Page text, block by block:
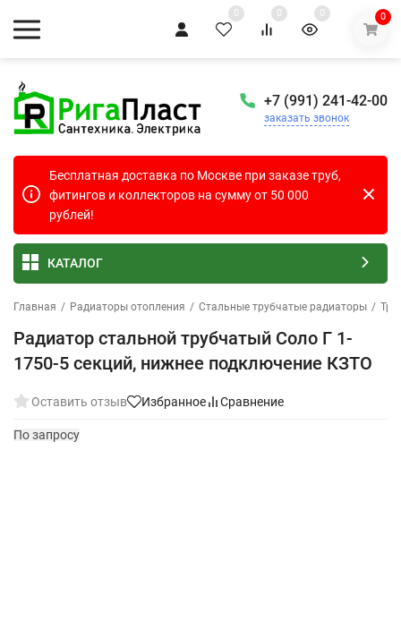
0 0 0 0
+7 (991) 241-42-00
заказать звонок
Бесплатная доставка по Москве при заказе труб,
фитингов и коллекторов на сумму от 50 000
рублей!
КАТАЛОГ
Главная / Радиаторы отопления / Стальные трубчатые радиаторы /
Радиатор стальной трубчатый Соло Г 1-
1750-5 секций, нижнее подключение КЗТО
Оставить отзыв Избранное Сравнение
По запросу